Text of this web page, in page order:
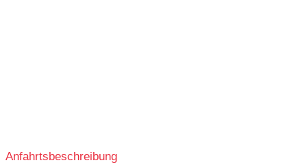
Anfahrtsbeschreibung